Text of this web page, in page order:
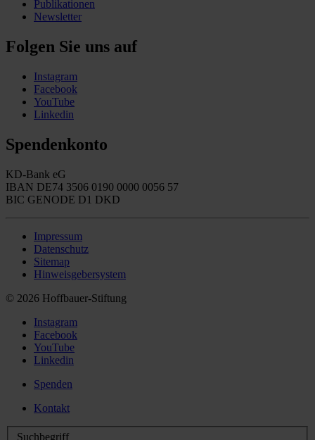
Publikationen
Newsletter
Folgen Sie uns auf
Instagram
Facebook
YouTube
Linkedin
Spendenkonto
KD-Bank eG
IBAN DE74 3506 0190 0000 0056 57
BIC GENODE D1 DKD
Impressum
Datenschutz
Sitemap
Hinweisgebersystem
© 2026 Hoffbauer-Stiftung
Instagram
Facebook
YouTube
Linkedin
Spenden
Kontakt
Suchbegriff